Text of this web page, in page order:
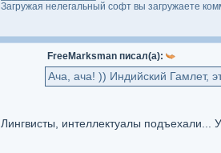
Загружая нелегальный софт вы загружаете
FreeMarksman писал(а):
Ача, ача! )) Индийский Гамлет,
Лингвисты, интеллектуалы подъехали...